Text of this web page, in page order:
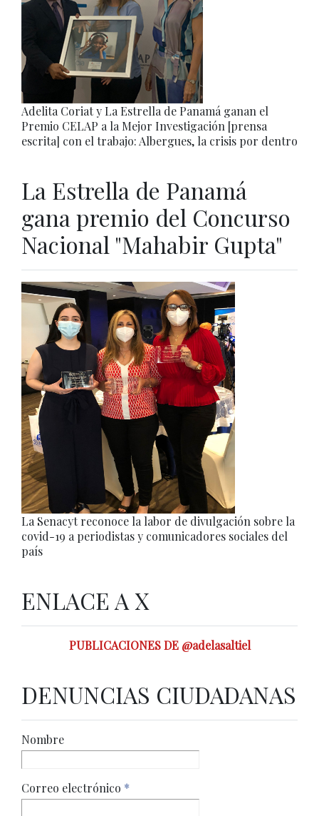
Adelita Coriat y La Estrella de Panamá ganan el
Premio CELAP a la Mejor Investigación [prensa
escrita] con el trabajo: Albergues, la crisis por dentro
La Estrella de Panamá
gana premio del Concurso
Nacional "Mahabir Gupta"
La Senacyt reconoce la labor de divulgación sobre la
covid-19 a periodistas y comunicadores sociales del
país
ENLACE A X
PUBLICACIONES DE @adelasaltiel
DENUNCIAS CIUDADANAS
Nombre
Correo electrónico *